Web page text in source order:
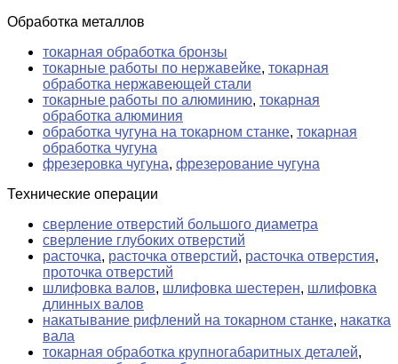
Обработка металлов
токарная обработка бронзы
токарные работы по нержавейке, токарная
обработка нержавеющей стали
токарные работы по алюминию, токарная
обработка алюминия
обработка чугуна на токарном станке, токарная
обработка чугуна
фрезеровка чугуна, фрезерование чугуна
Технические операции
сверление отверстий большого диаметра
сверление глубоких отверстий
расточка, расточка отверстий, расточка отверстия,
проточка отверстий
шлифовка валов, шлифовка шестерен, шлифовка
длинных валов
накатывание рифлений на токарном станке, накатка
вала
токарная обработка крупногабаритных деталей,